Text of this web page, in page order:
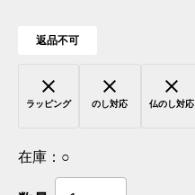
返品不可
ラッピング のし対応 仏のし対応
在庫： ○